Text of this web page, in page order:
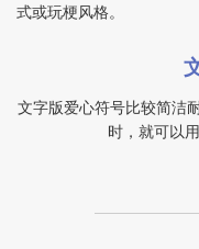
式或玩梗风格。
文字版爱心符号比较简洁
时，就可以